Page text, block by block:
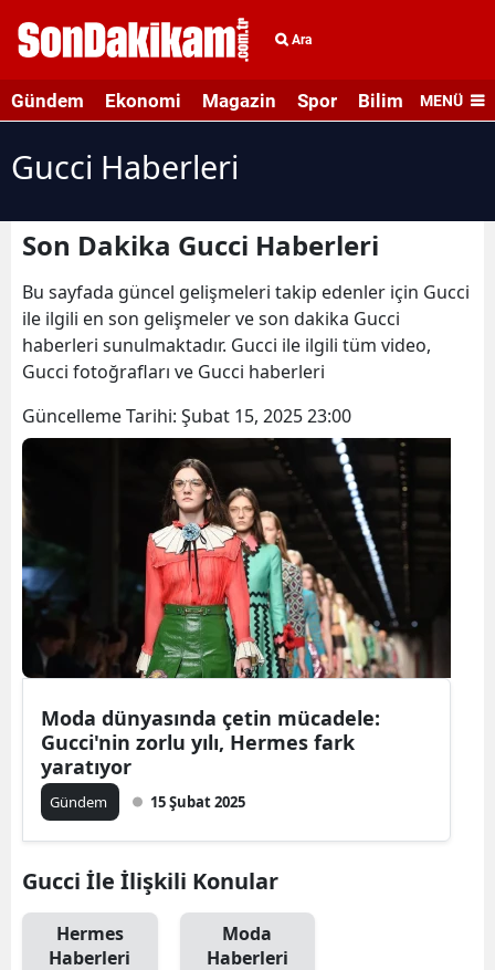
Ara
Gündem Ekonomi Magazin Spor Bilim veMENÜ
Gucci Haberleri
Son Dakika Gucci Haberleri
Bu sayfada güncel gelişmeleri takip edenler için Gucci
ile ilgili en son gelişmeler ve son dakika Gucci
haberleri sunulmaktadır. Gucci ile ilgili tüm video,
Gucci fotoğrafları ve Gucci haberleri
Güncelleme Tarihi: Şubat 15, 2025 23:00
Moda dünyasında çetin mücadele:
Gucci'nin zorlu yılı, Hermes fark
yaratıyor
Gündem 15 Şubat 2025
Gucci İle İlişkili Konular
Hermes
Haberleri
Moda
Haberleri